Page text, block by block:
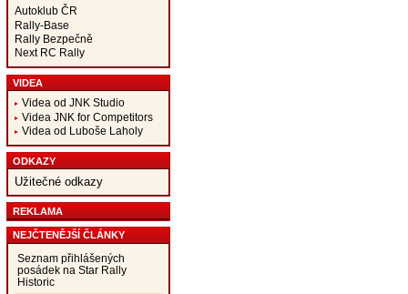
Autoklub ČR
Rally-Base
Rally Bezpečně
Next RC Rally
VIDEA
Videa od JNK Studio
Videa JNK for Competitors
Videa od Luboše Laholy
ODKAZY
Užitečné odkazy
REKLAMA
NEJČTENĚJŠÍ ČLÁNKY
Seznam přihlášených
posádek na Star Rally
Historic